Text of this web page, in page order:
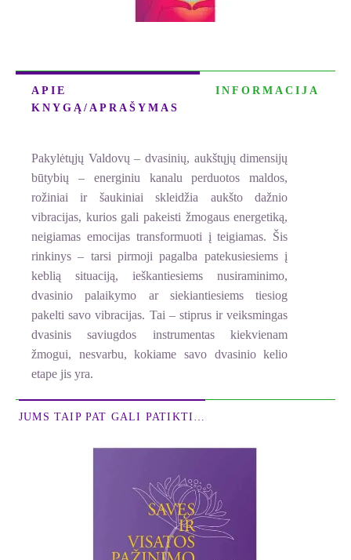
APIE
KNYGĄ/APRAŠYMAS
INFORMACIJA
Pakylėtųjų Valdovų – dvasinių, aukštųjų dimensijų
būtybių – energiniu kanalu perduotos maldos,
rožiniai ir šaukiniai skleidžia aukšto dažnio
vibracijas, kurios gali pakeisti žmogaus energetiką,
neigiamas emocijas transformuoti į teigiamas. Šis
rinkinys – tarsi pirmoji pagalba patekusiesiems į
keblią situaciją, ieškantiesiems nusiraminimo,
dvasinio palaikymo ar siekiantiesiems tiesiog
pakelti savo vibracijas. Tai – stiprus ir veiksmingas
dvasinis saviugdos instrumentas kiekvienam
žmogui, nesvarbu, kokiame savo dvasinio kelio
etape jis yra.
JUMS TAIP PAT GALI PATIKTI…